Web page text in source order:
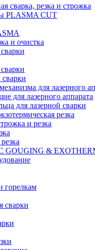
сварка, резка и строжка
PLASMA CUT
и очистка
для лазерного
для лазерного аппарата
для лазерной сварки
резка
и резка
GOUGING &
горелкам
сварки